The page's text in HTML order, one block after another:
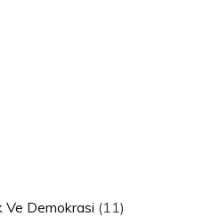
Ve Demokrasi (11)